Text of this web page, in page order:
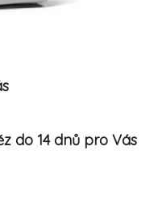
do 14 dnů pro Vás